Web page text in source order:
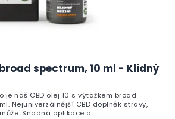
spectrum, 10 ml - Klidný
náš CBD olej 10 s výtažkem broad
Nejuniverzálnější CBD doplněk stravy,
Snadná aplikace a...